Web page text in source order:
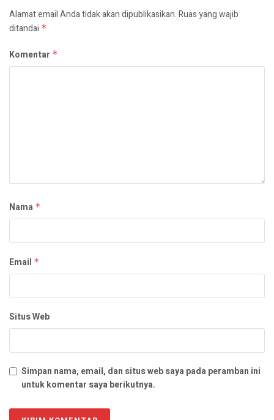
Alamat email Anda tidak akan dipublikasikan.Ruas yang wajib
ditandai *
Komentar *
Nama *
Email *
Situs Web
Simpan nama, email, dan situs web saya pada peramban ini
untuk komentar saya berikutnya.